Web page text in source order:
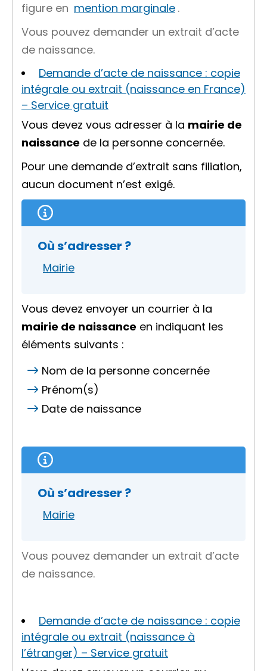
figure en mention marginale .
Vous pouvez demander un extrait d’acte
de naissance.
Demande d’acte de naissance : copie
intégrale ou extrait (naissance en France)
– Service gratuit
Vous devez vous adresser à la mairie de
naissance de la personne concernée.
Pour une demande d’extrait sans filiation,
aucun document n’est exigé.
Où s’adresser ?
Mairie
Vous devez envoyer un courrier à la
mairie de naissance en indiquant les
éléments suivants :
Nom de la personne concernée
Prénom(s)
Date de naissance
Où s’adresser ?
Mairie
Vous pouvez demander un extrait d’acte
de naissance.
Demande d’acte de naissance : copie
intégrale ou extrait (naissance à
l’étranger) – Service gratuit